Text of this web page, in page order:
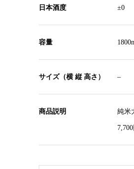
日本酒度 ±0
容量
サイズ（横 縦 高さ） –
商品説明 純米